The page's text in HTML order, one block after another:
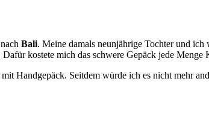
Bali. Meine damals neunjährige Tochter und
kostete mich das schwere Gepäck jede Menge
Handgepäck. Seitdem würde ich es nicht mehr